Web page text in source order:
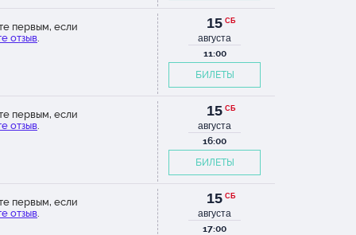
первым, если
отзыв.
15 СБ
августа
11:00
БИЛЕТЫ
первым, если
отзыв.
15 СБ
августа
16:00
БИЛЕТЫ
первым, если
отзыв.
15 СБ
августа
17:00